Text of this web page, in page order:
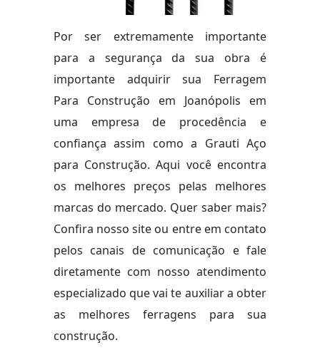
Por ser extremamente importante
para a segurança da sua obra é
importante adquirir sua Ferragem
Para Construção em Joanópolis em
uma empresa de procedência e
confiança assim como a Grauti Aço
para Construção. Aqui você encontra
os melhores preços pelas melhores
marcas do mercado. Quer saber mais?
Confira nosso site ou entre em contato
pelos canais de comunicação e fale
diretamente com nosso atendimento
especializado que vai te auxiliar a obter
as melhores ferragens para sua
construção.